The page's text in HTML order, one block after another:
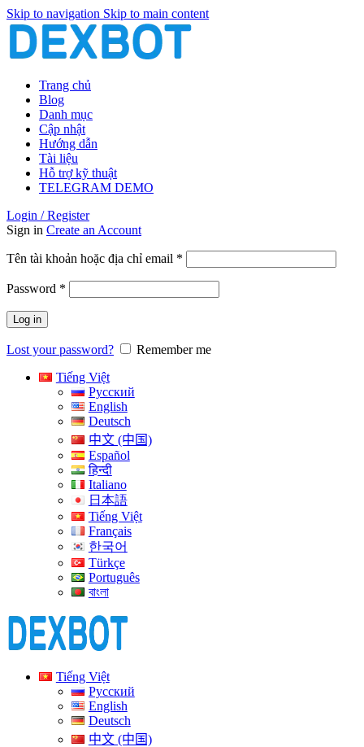
Skip to navigation Skip to main content
Trang chủ
Blog
Danh mục
Cập nhật
Hướng dẫn
Tài liệu
Hỗ trợ kỹ thuật
TELEGRAM DEMO
Login / Register
Sign in Create an Account
Tên tài khoản hoặc địa chỉ email *
buộc
Password *
buộc
Log in
Lost your password?
Remember me
Tiếng Việt
Русский
English
Deutsch
中文 (中国)
Español
हिन्दी
Italiano
日本語
Tiếng Việt
Français
한국어
Türkçe
Português
বাংলা
Tiếng Việt
Русский
English
Deutsch
中文 (中国)